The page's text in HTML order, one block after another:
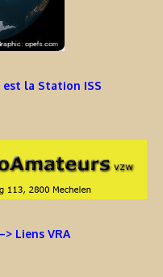
la Station ISS
Liens VRA